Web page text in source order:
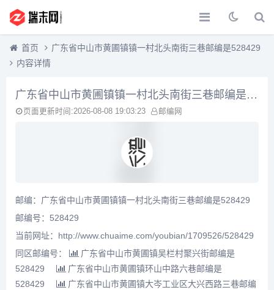
首页
广东省中山市黄圃镇镇一村北头南街三巷邮编是528429
内容详情
广东省中山市黄圃镇镇一村北头南街三巷邮编是528429
页面更新时间:2026-08-08 19:03:23 邮编网
邮编：广东省中山市黄圃镇镇一村北头南街三巷邮编是528429
邮编号：528429
当前网址：http://www.chuaime.com/youbian/1709526/528429
同区邮编号：
广东省中山市黄圃镇吴栏村聚兴街邮编是
528429
广东省中山市黄圃镇环山中路六巷邮编是
528429
广东省中山市黄圃镇大岑工业区大兴西路三巷邮编